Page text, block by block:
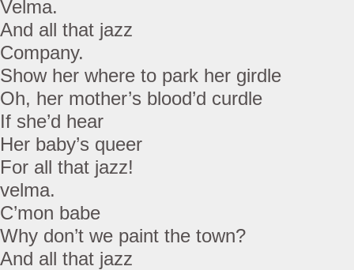
Velma.
And all that jazz
Company.
Show her where to park her girdle
Oh, her mother’s blood’d curdle
If she’d hear
Her baby’s queer
For all that jazz!
velma.
C’mon babe
Why don’t we paint the town?
And all that jazz